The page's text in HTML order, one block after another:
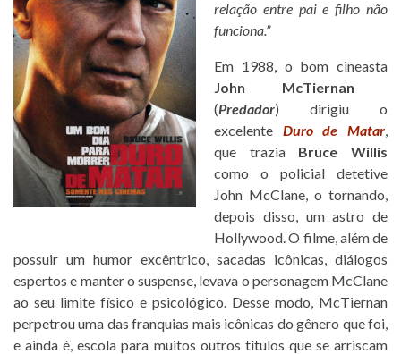
relação entre pai e filho não
funciona.”
Em 1988, o bom cineasta
John McTiernan
(Predador) dirigiu o
excelente Duro de Matar,
que traziaBruce Willis
como o policial detetive
John McClane, o tornando,
depois disso, um astro de
Hollywood. O filme, além de
possuir um humor excêntrico, sacadas icônicas, diálogos
espertos e manter o suspense, levava o personagem McClane
ao seu limite físico e psicológico. Desse modo, McTiernan
perpetrou uma das franquias mais icônicas do gênero que foi,
e ainda é, escola para muitos outros títulos que se arriscam